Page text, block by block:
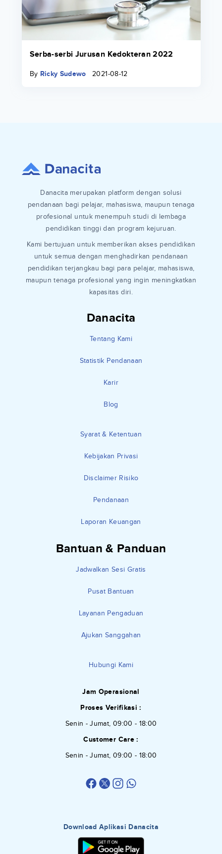
Serba-serbi Jurusan Kedokteran 2022
By Ricky Sudewo 2021-08-12
Danacita
Tentang Kami
Statistik Pendanaan
Karir
Blog
Syarat & Ketentuan
Kebijakan Privasi
Disclaimer Risiko
Pendanaan
Laporan Keuangan
Bantuan & Panduan
Jadwalkan Sesi Gratis
Pusat Bantuan
Layanan Pengaduan
Ajukan Sanggahan
Hubungi Kami
Jam Operasional
Proses Verifikasi :
Senin - Jumat, 09:00 - 18:00
Customer Care :
Senin - Jumat, 09:00 - 18:00
Danacita merupakan platform dengan solusi
pendanaan bagi pelajar, mahasiswa, maupun tenaga
profesional untuk menempuh studi di lembaga
pendidikan tinggi dan program kejuruan.
Kami bertujuan untuk memberikan akses pendidikan
untuk semua dengan menghadirkan pendanaan
pendidikan terjangkau bagi para pelajar, mahasiswa,
maupun tenaga profesional yang ingin meningkatkan
kapasitas diri.
Download Aplikasi Danacita